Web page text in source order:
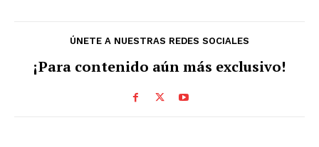
ÚNETE A NUESTRAS REDES SOCIALES
¡Para contenido aún más exclusivo!